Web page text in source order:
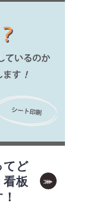
てど
板